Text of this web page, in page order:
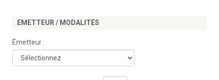
EMETTEUR / MODALITÉS
Émetteur :